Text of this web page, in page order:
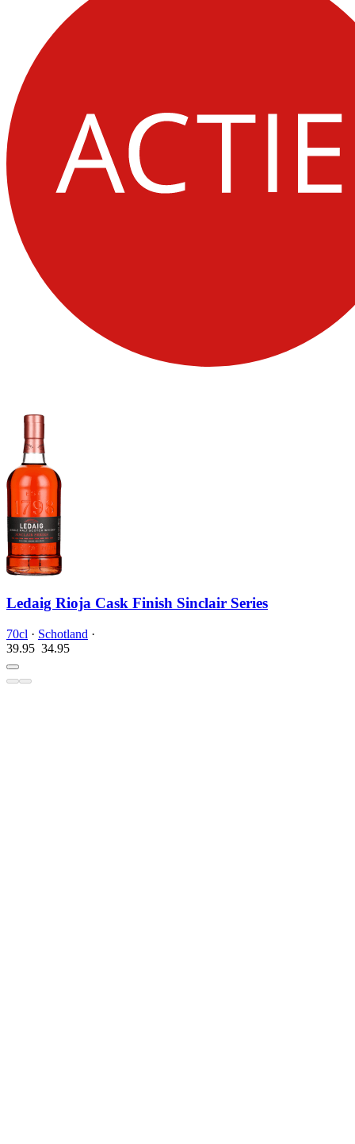
Ledaig Rioja Cask Finish Sinclair Series
70cl · Schotland ·
39.95 34.95